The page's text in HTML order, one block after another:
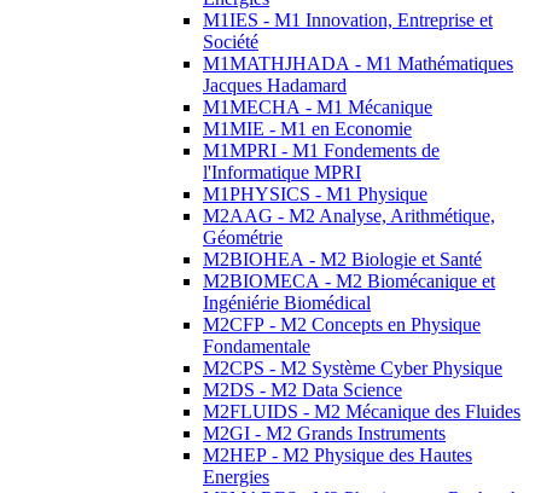
M1IES - M1 Innovation, Entreprise et
Société
M1MATHJHADA - M1 Mathématiques
Jacques Hadamard
M1MECHA - M1 Mécanique
M1MIE - M1 en Economie
M1MPRI - M1 Fondements de
l'Informatique MPRI
M1PHYSICS - M1 Physique
M2AAG - M2 Analyse, Arithmétique,
Géométrie
M2BIOHEA - M2 Biologie et Santé
M2BIOMECA - M2 Biomécanique et
Ingéniérie Biomédical
M2CFP - M2 Concepts en Physique
Fondamentale
M2CPS - M2 Système Cyber Physique
M2DS - M2 Data Science
M2FLUIDS - M2 Mécanique des Fluides
M2GI - M2 Grands Instruments
M2HEP - M2 Physique des Hautes
Energies